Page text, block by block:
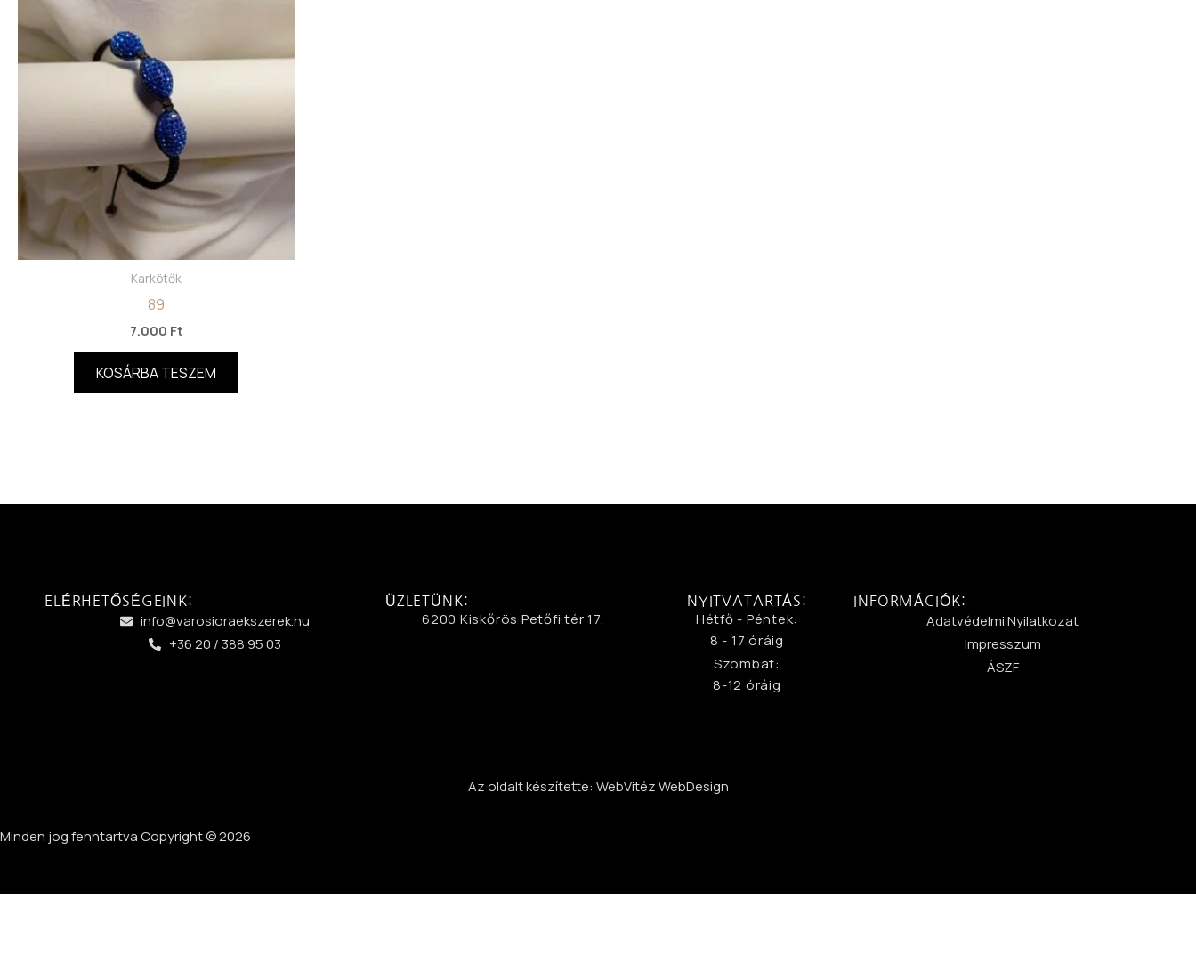
Karkötők
89
7.000 Ft
KOSÁRBA TESZEM
ELÉRHETŐSÉGEINK:
info@varosioraekszerek.hu
+36 20 / 388 95 03
ÜZLETÜNK:
6200 Kiskőrös Petőfi tér 17.
NYITVATARTÁS:
Hétfő - Péntek:
8 - 17 óráig
Szombat:
8-12 óráig
INFORMÁCIÓK:
Adatvédelmi Nyilatkozat
Impresszum
ÁSZF
Az oldalt készítette: WebVitéz WebDesign
Minden jog fenntartva Copyright © 2026